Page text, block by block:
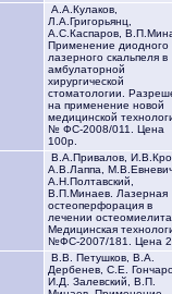
А.А.Кулаков,
Л.А.Григорьянц,
А.С.Каспаров,
Применение диодного
лазерного скальпеля в
амбулаторной
хирургической
стоматологии.
на применение новой
медицинской
№ ФС-2008/011. Цена
100р.
В.А.Привалов,
А.В.Лаппа,
А.Н.Полтавский,
В.П.Минаев. Лазерная
остеоперфорация в
лечении остеомиелита.
Медицинская
№ФС-2007/181. Цена
В.В. Петушков, В.А.
Дербенев, С.Е.
И.Д. Залевский, В.П.